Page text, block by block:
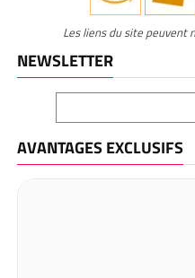
Les liens du site peuvent
NEWSLETTER
AVANTAGES EXCLUSIFS